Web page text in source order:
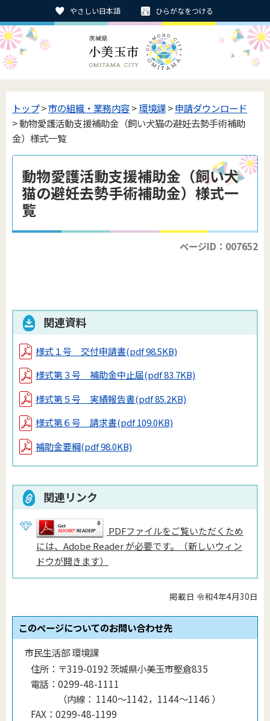
やさしい日本語 ひらがなをつける
トップ>市の組織・業務内容>環境課>申請ダウンロード
> 動物愛護活動支援補助金（飼い犬猫の避妊去勢手術補助
金）様式一覧
動物愛護活動支援補助金（飼い犬
猫の避妊去勢手術補助金）様式一
覧
ページID：007652
関連資料
様式１号 交付申請書(pdf 98.5KB)
様式第３号 補助金中止届(pdf 83.7KB)
様式第５号 実績報告書(pdf 85.2KB)
様式第６号 請求書(pdf 109.0KB)
補助金要綱(pdf 98.0KB)
関連リンク
PDFファイルをご覧いただくため
には、Adobe Reader が必要です。（新しいウィン
ドウが開きます）
掲載日 令和4年4月30日
このページについてのお問い合わせ先
市民生活部 環境課
住所： 〒319-0192 茨城県小美玉市堅倉835
電話： 0299-48-1111
（内線 ： 1140〜1142，1144〜1146 ）
FAX： 0299-48-1199